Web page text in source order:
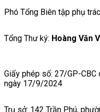
Phó Tổng Biên tập phụ
Tổng Thư ký: Hoàng Văn
Giấy phép số: 27/GP-CBC
ngày 17/9/2024
Trụ sở: 142 Trần Phú,